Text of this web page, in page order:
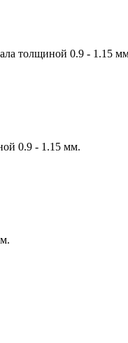
толщиной 0.9 - 1.15
0.9 - 1.15 мм.